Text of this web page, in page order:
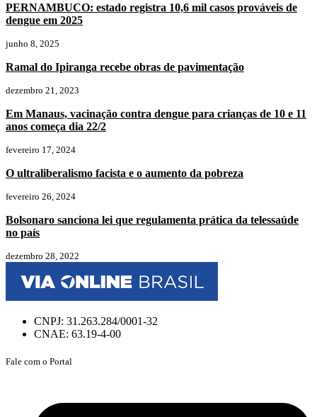
PERNAMBUCO: estado registra 10,6 mil casos prováveis de
dengue em 2025
junho 8, 2025
Ramal do Ipiranga recebe obras de pavimentação
dezembro 21, 2023
Em Manaus, vacinação contra dengue para crianças de 10 e 11
anos começa dia 22/2
fevereiro 17, 2024
O ultraliberalismo facista e o aumento da pobreza
fevereiro 26, 2024
Bolsonaro sanciona lei que regulamenta prática da telessaúde
no país
dezembro 28, 2022
CNPJ: 31.263.284/0001-32
CNAE: 63.19-4-00
Fale com o Portal